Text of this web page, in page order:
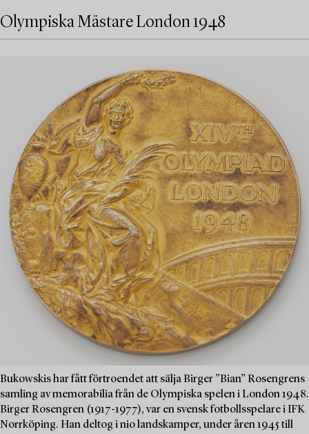
Olympiska Mästare London 1948
Bukowskis har fått förtroendet att sälja Birger ”Bian” Rosengrens
samling av memorabilia från de Olympiska spelen i London 1948.
Birger Rosengren (1917-1977), var en svensk fotbollsspelare i IFK
Norrköping. Han deltog i nio landskamper, under åren 1945 till